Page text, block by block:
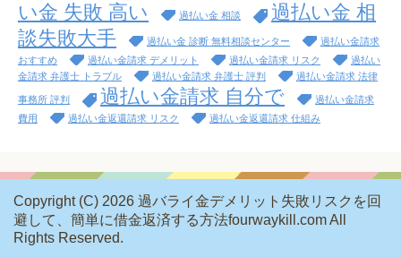
い金 失敗 高い
過払い金 相談
過払い金 相
談失敗大手
過払い金 診断 無料相談センター
過払い金請求
おすすめ
過払い金請求 デメリット 過払い金請求 リスク
過払い
金請求 弁護士 トラブル
過払い金請求 弁護士 評判 過払い金請求 法律
事務所 評判 過払い金請求 自分で
過払い金請求
費用
過払い金返還請求 リスク 過払い金返還請求 仕組み
Copyright (C) 2026 過バライ金デメリット失敗リスクを回
避して、簡単に借金返済する方法fourwaykill.comAll
Rights Reserved.